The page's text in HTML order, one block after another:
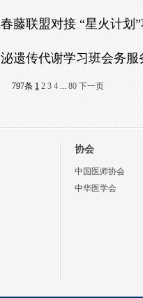
藤联盟对接 “星火计划
遗传代谢学习班会务
797条 1 2 3 4 ... 80 下一页
协会
中国医师协会
中华医学会